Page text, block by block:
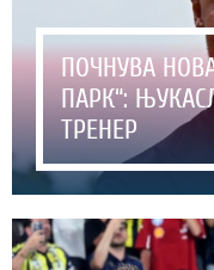
ПОЧНУВА
ПАРК“:
ТРЕНЕР